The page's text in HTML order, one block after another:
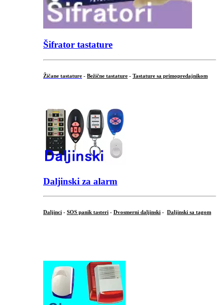
Šifrator tastature
Žičane tastature - Bežične tastature - Tastature sa primopredajnikom
Daljinski za alarm
Daljinci - SOS panik tasteri - Dvosmerni daljinski - Daljinski sa tagom